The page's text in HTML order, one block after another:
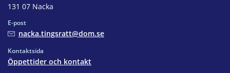
131 07 Nacka
E-post
nacka.tingsratt@dom.se
Kontaktsida
Öppettider och kontakt